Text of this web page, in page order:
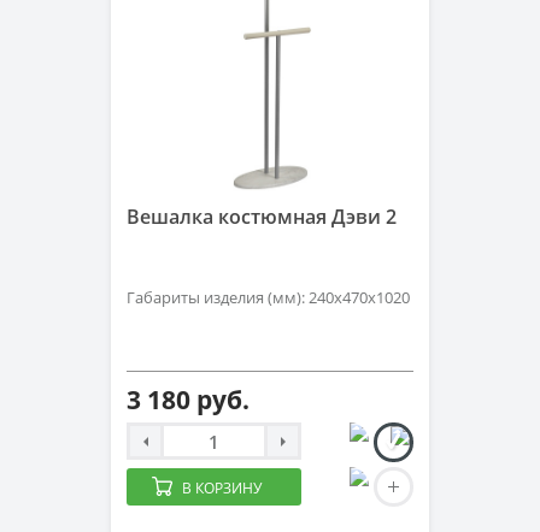
Вешалка костюмная Дэви 2
Габариты изделия (мм): 240х470х1020
3 180 руб.
В КОРЗИНУ